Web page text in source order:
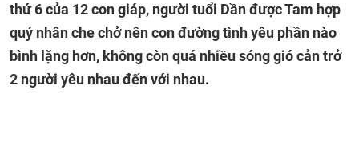
thứ 6 của 12 con giáp, người tuổi Dần được Tam hợp
quý nhân che chở nên con đường tình yêu phần nào
bình lặng hơn, không còn quá nhiều sóng gió cản trở
2 người yêu nhau đến với nhau.